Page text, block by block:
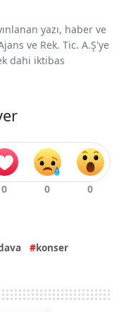
yazı, haber ve
ve Rek. Tic. A.Ş'ye
dahi iktibas
konser